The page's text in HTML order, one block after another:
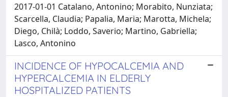
2017-01-01 Catalano, Antonino; Morabito, Nunziata;
Scarcella, Claudia; Papalia, Maria; Marotta, Michela;
Diego, Chilà; Loddo, Saverio; Martino, Gabriella;
Lasco, Antonino
INCIDENCE OF HYPOCALCEMIA AND
HYPERCALCEMIA IN ELDERLY
HOSPITALIZED PATIENTS